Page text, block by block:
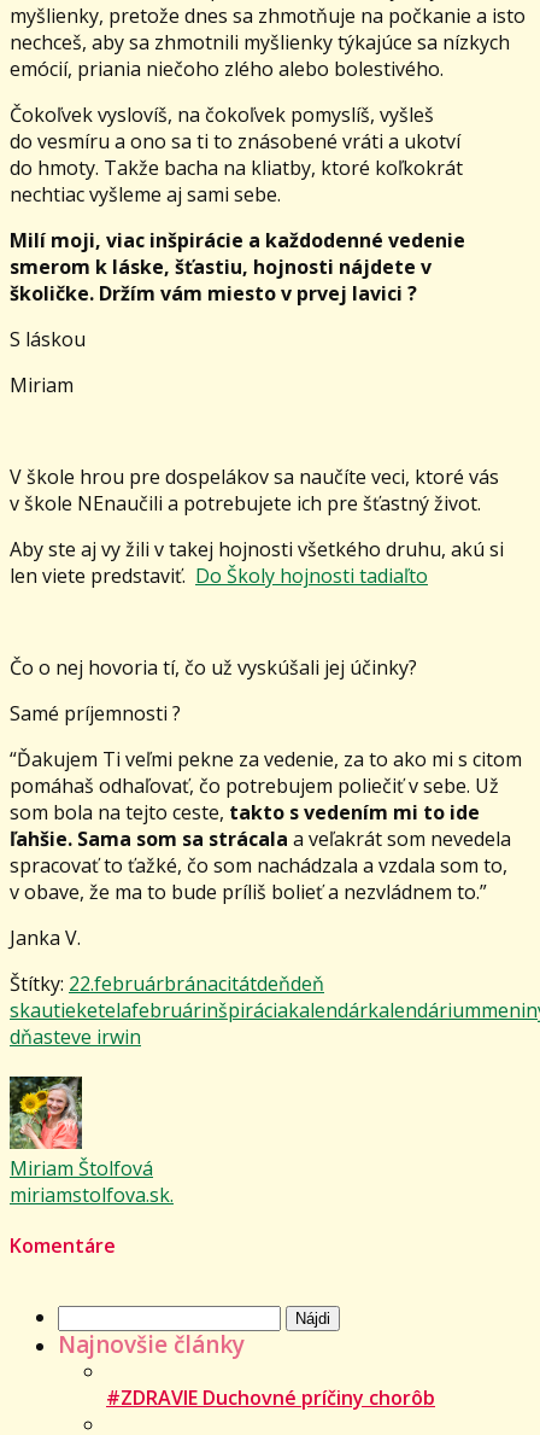
myšlienky, pretože dnes sa zhmotňuje na počkanie a isto
nechceš, aby sa zhmotnili myšlienky týkajúce sa nízkych
emócií, priania niečoho zlého alebo bolestivého.
Čokoľvek vyslovíš, na čokoľvek pomyslíš, vyšleš
do vesmíru a ono sa ti to znásobené vráti a ukotví
do hmoty. Takže bacha na kliatby, ktoré koľkokrát
nechtiac vyšleme aj sami sebe.
Milí moji, viac inšpirácie a každodenné vedenie
smerom k láske, šťastiu, hojnosti nájdete v
školičke. Držím vám miesto v prvej lavici ?
S láskou
Miriam
V škole hrou pre dospelákov sa naučíte veci, ktoré vás
v škole NEnaučili a potrebujete ich pre šťastný život.
Aby ste aj vy žili v takej hojnosti všetkého druhu, akú si
len viete predstaviť. Do Školy hojnosti tadiaľto
Čo o nej hovoria tí, čo už vyskúšali jej účinky?
Samé príjemnosti ?
“Ďakujem Ti veľmi pekne za vedenie, za to ako mi s citom
pomáhaš odhaľovať, čo potrebujem poliečiť v sebe. Už
som bola na tejto ceste, takto s vedením mi to ide
ľahšie. Sama som sa strácala a veľakrát som nevedela
spracovať to ťažké, čo som nachádzala a vzdala som to,
v obave, že ma to bude príliš bolieť a nezvládnem to.”
Janka V.
Štítky: 22.februárbránacitátdeňdeň
skautieketelafebruárinšpiráciakalendárkalendárium
dňasteve irwin
Miriam Štolfová
miriamstolfova.sk.
Komentáre
Hľadať:
Najnovšie články
#ZDRAVIE Duchovné príčiny chorôb